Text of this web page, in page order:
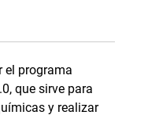
el programa
que sirve para
y realizar